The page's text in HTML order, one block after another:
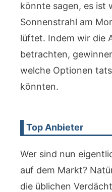
könnte sagen, es ist
Sonnenstrahl am
lüftet. Indem wir die
betrachten,
welche Optionen
könnten.
Top Anbieter
Wer sind nun
auf dem Markt?
die üblichen